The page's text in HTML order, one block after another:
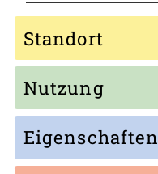
Standort
Nutzung
Eigenschaften